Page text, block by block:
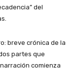
del
breve crónica de la
partes que
comienza